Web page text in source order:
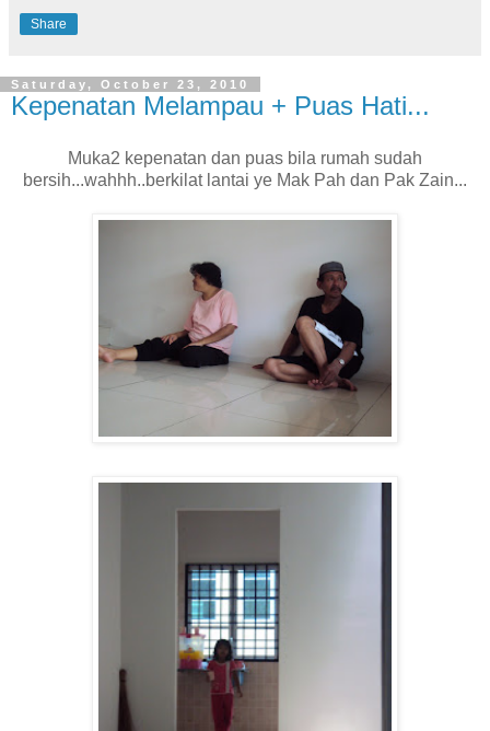
Share
Saturday, October 23, 2010
Kepenatan Melampau + Puas Hati...
Muka2 kepenatan dan puas bila rumah sudah
bersih...wahhh..berkilat lantai ye Mak Pah dan Pak Zain...